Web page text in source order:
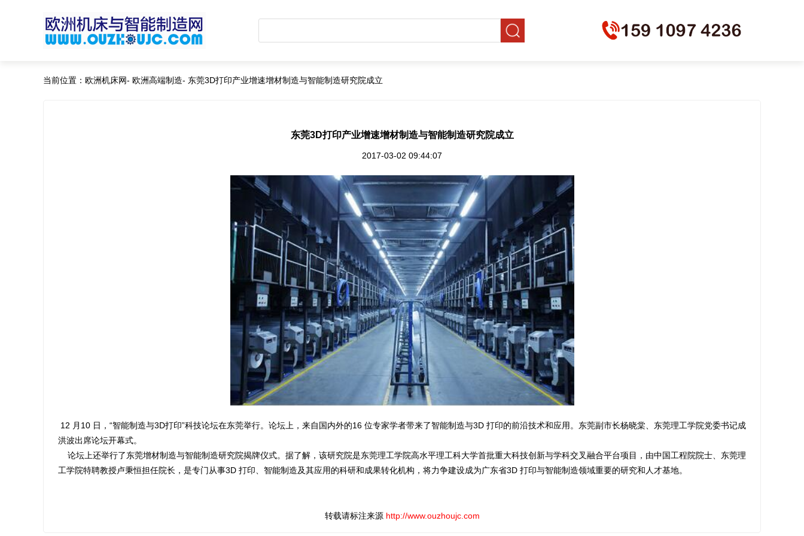
当前位置： 欧洲机床网- 欧洲高端制造- 东莞3D打印产业增速增材制造与智能制造研究院成立
东莞3D打印产业增速增材制造与智能制造研究院成立
2017-03-02 09:44:07
12 月10 日，“智能制造与3D打印”科技论坛在东莞举行。论坛上，来自国内外的16 位专家学者带来了智能制造与3D 打印的前沿技术和应用。东莞副市长杨晓棠、东莞理工学院党委书记成
洪波出席论坛开幕式。
论坛上还举行了东莞增材制造与智能制造研究院揭牌仪式。据了解，该研究院是东莞理工学院高水平理工科大学首批重大科技创新与学科交叉融合平台项目，由中国工程院院士、东莞理
工学院特聘教授卢秉恒担任院长，是专门从事3D 打印、智能制造及其应用的科研和成果转化机构，将力争建设成为广东省3D 打印与智能制造领域重要的研究和人才基地。
转载请标注来源 http://www.ouzhoujc.com